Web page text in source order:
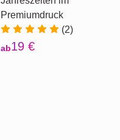
Premiumdruck
(2)
ab19 €